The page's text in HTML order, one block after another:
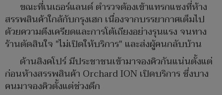
ขณะที่เนเธอร์แลนด์ ตำรวจต้องเข้าแทรกแซงที่ห้าง
สรรพสินค้าใกล้กับกรุงเฮก เนื่องจากบรรยากาศเต็มไป
ด้วยความตึงเครียดและการโต้เถียงอย่างรุนแรง จนทาง
ร้านตัดสินใจ "ไม่เปิดให้บริการ" และส่งผู้คนกลับบ้าน
ด้านสิงคโปร์ มีประชาชนเข้ามาจองคิวกันแน่นตั้งแต่
ก่อนห้างสรรพสินค้า Orchard ION เปิดบริการ ซึ่งบาง
คนมาจองคิวตั้งแต่ช่วงดึก